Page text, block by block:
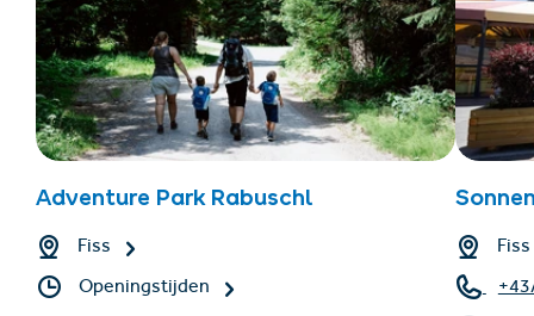
Adventure Park Rabuschl
Fiss
Openingstijden
Fiss